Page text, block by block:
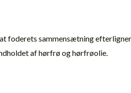
sammensætning
af hørfrø og hørfrøolie.